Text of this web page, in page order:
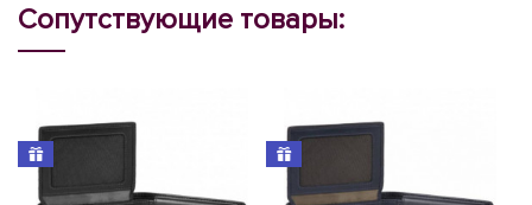
Сопутствующие товары: